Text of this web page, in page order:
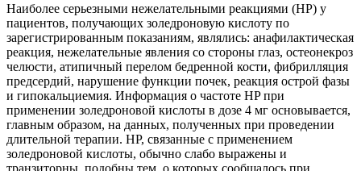
Наиболее серьезными нежелательными реакциями (HP) у
пациентов, получающих золедроновую кислоту по
зарегистрированным показаниям, являлись: анафилактическая
реакция, нежелательные явления со стороны глаз, остеонекроз
челюсти, атипичный перелом бедренной кости, фибрилляция
предсердий, нарушение функции почек, реакция острой фазы
и гипокальциемия. Информация о частоте HP при
применении золедроновой кислоты в дозе 4 мг основывается,
главным образом, на данных, полученных при проведении
длительной терапии. HP, связанные с применением
золедроновой кислоты, обычно слабо выражены и
транзиторны, подобны тем, о которых сообщалось при